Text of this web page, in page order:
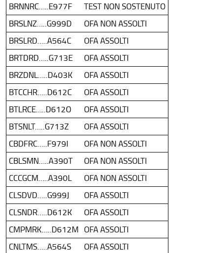
BRNNRC…..E977F
TEST NON SOSTENUTO
BRSLNZ…..G999D
OFA NON ASSOLTI
BRSLRD…..A564C
OFA ASSOLTI
BRTDRD…..G713E
OFA ASSOLTI
BRZDNL…..D403K
OFA ASSOLTI
BTCCHR…..D612C
OFA ASSOLTI
BTLRCE…..D612O
OFA ASSOLTI
BTSNLT…..G713Z
OFA ASSOLTI
CBDFRC…..F979I
OFA NON ASSOLTI
CBLSMN…..A390T
OFA NON ASSOLTI
CCCGCM…..A390L
OFA NON ASSOLTI
CLSDVD…..G999J
OFA ASSOLTI
CLSNDR…..D612K
OFA ASSOLTI
CMPMRK…..D612M OFA ASSOLTI
CNLTMS…..A564S
OFA ASSOLTI